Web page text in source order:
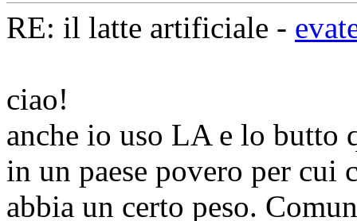
RE: il latte artificiale -
ciao!
anche io uso LA e lo
in un paese povero per cui
abbia un certo peso.